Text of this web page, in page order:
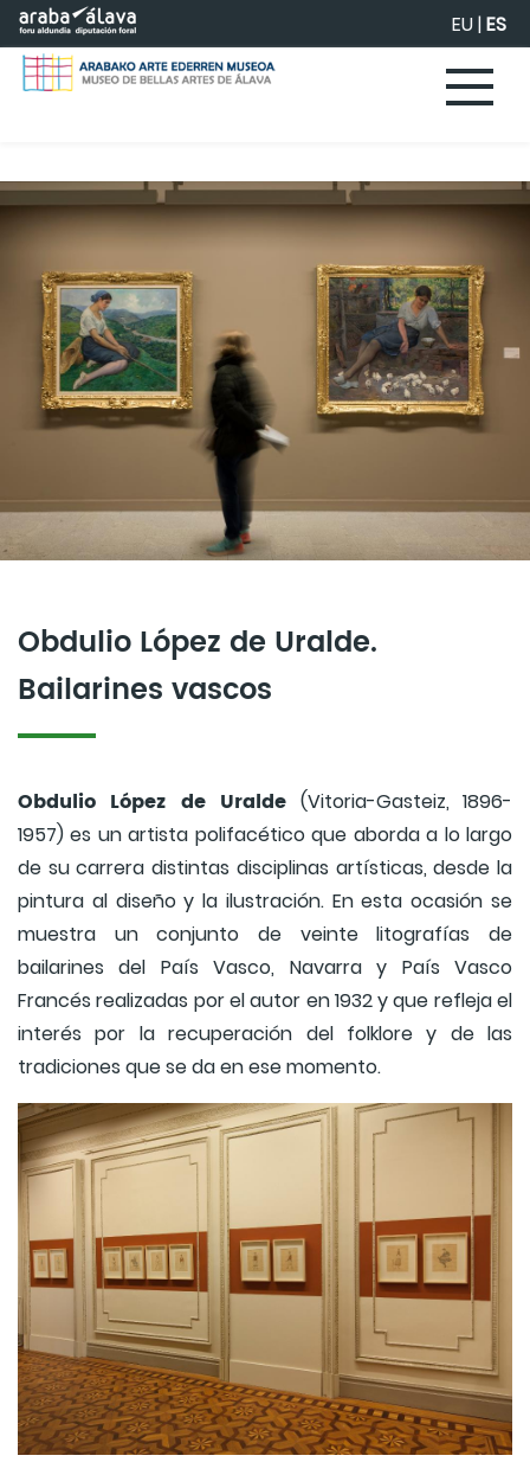
Saltar al contenido principal EU|ES
Obdulio López de Uralde.
Bailarines vascos
Obdulio López de Uralde (Vitoria-Gasteiz, 1896-
1957) es un artista polifacético que aborda a lo largo
de su carrera distintas disciplinas artísticas, desde la
pintura al diseño y la ilustración. En esta ocasión se
muestra un conjunto de veinte litografías de
bailarines del País Vasco, Navarra y País Vasco
Francés realizadas por el autor en 1932 y que refleja el
interés por la recuperación del folklore y de las
tradiciones que se da en ese momento.